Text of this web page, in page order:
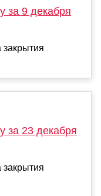
за 9 декабря
за 23 декабря